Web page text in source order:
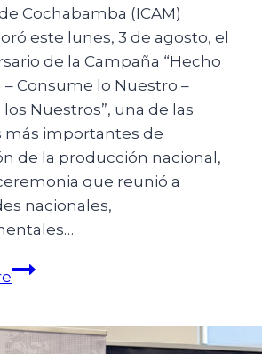
Cochabamba (ICAM)
este lunes, 3 de agosto, el
de la Campaña “Hecho
– Consume lo Nuestro –
Nuestros”, una de las
más importantes de
de la producción nacional,
que reunió a
nacionales,